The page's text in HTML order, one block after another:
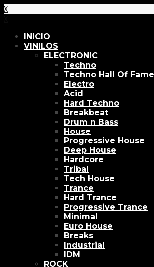
X
INICIO
VINILOS
ELECTRONIC
Techno
Techno Hall Of Fame
Electro
Acid
Hard Techno
Breakbeat
Drum n Bass
House
Progressive House
Deep House
Hardcore
Tribal
Tech House
Trance
Hard Trance
Progressive Trance
Minimal
Euro House
Breaks
Industrial
IDM
ROCK